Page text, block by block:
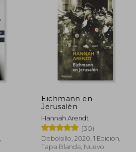
45%
dcto.
Eichmann en
Jerusalén
Hannah Arendt
(30)
Debolsillo, 2020, 1 Edición,
Tapa Blanda, Nuevo